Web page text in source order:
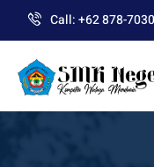
content
Call: +62 878-